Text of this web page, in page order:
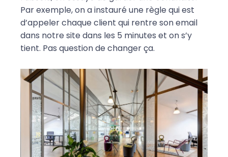
Par exemple, on a instauré une règle qui est
d’appeler chaque client qui rentre son email
dans notre site dans les 5 minutes et on s’y
tient. Pas question de changer ça.